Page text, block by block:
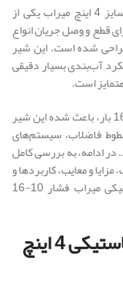
شیر فلکه کشویی چدنی زبانه لاستیکی PN10-16 سایز 4 اینچ میراب یکی از
قطع و وصل جریان انواع
شده است. این شیر
آب‌بندی بسیار دقیقی
است.
بدنه مقاوم، طراحی مهندسی‌شده و تحمل فشار 10 و 16 بار، باعث شده این شیر
فاضلاب، سیستم‌های
در ادامه، به بررسی کامل
و معایب، کاربردها و
نکات مهم هنگام خرید شیر فلکه چدنی زبانه لاستیکی میراب فشار 10-16
مشخصات فنی شیر فلکه زبانه لاستیکی 4 اینچ